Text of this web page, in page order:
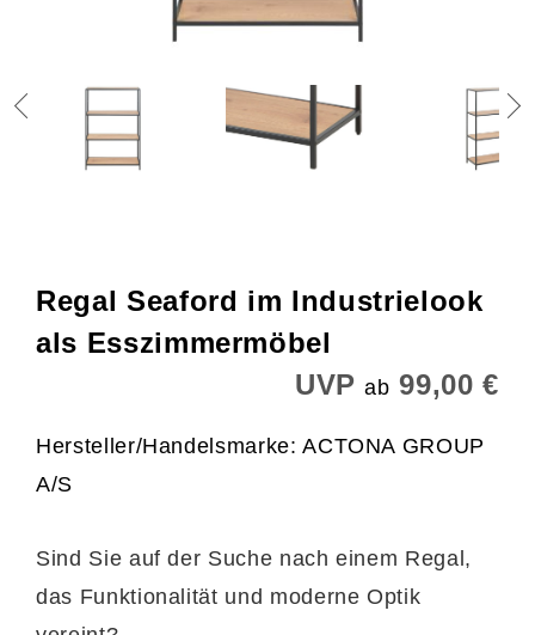
Regal Seaford im Industrielook
als Esszimmermöbel
UVPab 99,00 €
Hersteller/Handelsmarke: ACTONA GROUP
A/S
Sind Sie auf der Suche nach einem Regal,
das Funktionalität und moderne Optik